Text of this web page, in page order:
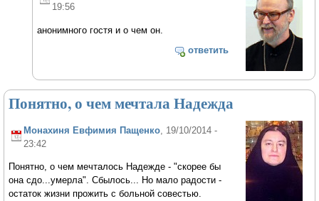
19:56
анонимного гостя и о чем он.
ответить
Понятно, о чем мечтала Надежда
Монахиня Евфимия Пащенко , 19/10/2014 -
23:42
Понятно, о чем мечталось Надежде - "скорее бы
она сдо...умерла". Сбылось... Но мало радости -
остаток жизни прожить с больной совестью.